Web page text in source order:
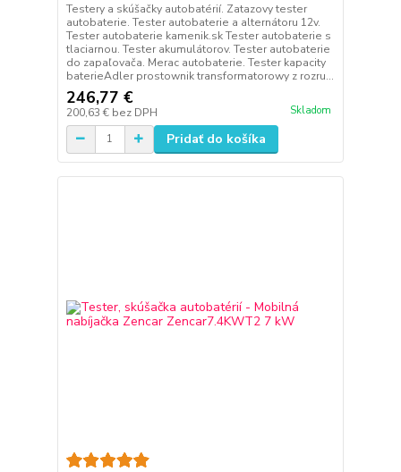
Testery a skúšačky autobatérií. Zatazovy tester
autobaterie. Tester autobaterie a alternátoru 12v.
Tester autobaterie kamenik.sk Tester autobaterie s
tlaciarnou. Tester akumulátorov. Tester autobaterie
do zapaľovača. Merac autobaterie. Tester kapacity
baterieAdler prostownik transformatorowy z rozru...
246,77 €
200,63 € bez DPH Skladom
Pridať do košíka